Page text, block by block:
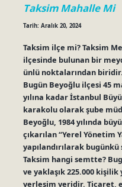
Taksim Mahalle Mi
Tarih: Aralık 20, 2024
Taksim ilçe mi? Taksim
ilçesinde bulunan bir
ünlü noktalarından
Bugün Beyoğlu ilçesi 45
yılına kadar İstanbul
karakolu olarak şube
Beyoğlu, 1984 yılında
çıkarılan “Yerel Yönetim
yapılandırılarak
Taksim hangi semtte?
ve yaklaşık 225.000
yerleşim yeridir. Ticaret,